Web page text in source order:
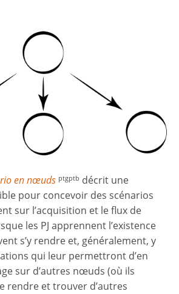
en nœuds ptgptb décrit une
pour concevoir des scénarios
sur l’acquisition et le flux de
les PJ apprennent l’existence
s’y rendre et, généralement, y
qui leur permettront d’en
sur d’autres nœuds (où ils
rendre et trouver d’autres